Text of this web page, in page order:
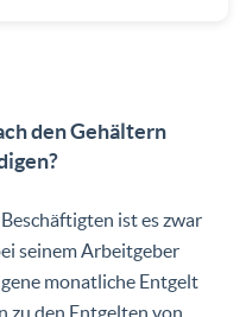
den Gehältern
ist es zwar
seinem Arbeitgeber
monatliche Entgelt
zu den Entgelten von